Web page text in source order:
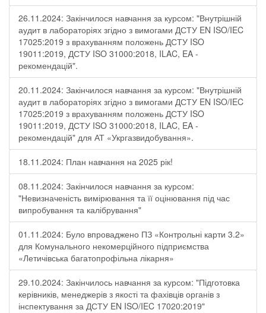
26.11.2024: Закінчилося навчання за курсом: "Внутрішній
аудит в лабораторіях згідно з вимогами ДСТУ EN ISO/IEC
17025:2019 з врахуванням положень ДСТУ ISO
19011:2019, ДСТУ ISO 31000:2018, ILAC, EA -
рекомендацій".
20.11.2024: Закінчилося навчання за курсом: "Внутрішній
аудит в лабораторіях згідно з вимогами ДСТУ EN ISO/IEC
17025:2019 з врахуванням положень ДСТУ ISO
19011:2019, ДСТУ ISO 31000:2018, ILAC, EA -
рекомендацій" для АТ «Укргазвидобування».
18.11.2024: План навчання на 2025 рік!
08.11.2024: Закінчилося навчання за курсом:
"Невизначеність вимірювання та її оцінювання під час
випробування та калібрування"
01.11.2024: Було впроваджено ПЗ «Контрольні карти 3.2»
для Комунального некомерційного підприємства
«Летичівська багатопрофільна лікарня»
29.10.2024: Закінчилось навчання за курсом: "Підготовка
керівників, менеджерів з якості та фахівців органів з
інспектування за ДСТУ EN ISO/IEC 17020:2019"